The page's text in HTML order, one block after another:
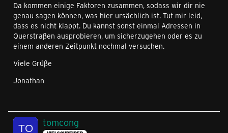
Da kommen einige Faktoren zusammen, sodass wir dir nie
genau sagen können, was hier ursächlich ist. Tut mir leid,
dass es nicht klappt. Du kannst sonst einmal Adressen in
Querstraßen ausprobieren, um sicherzugehen oder es zu
einem anderen Zeitpunkt nochmal versuchen.
Viele Grüße
Jonathan
tomcong